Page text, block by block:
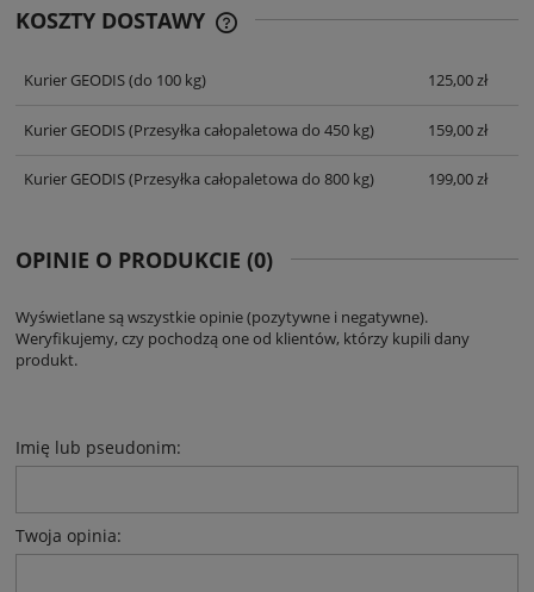
KOSZTY DOSTAWY
Kurier GEODIS(do 100 kg) 125,00 zł
Kurier GEODIS(Przesyłka całopaletowa do 450 kg) 159,00 zł
Kurier GEODIS(Przesyłka całopaletowa do 800 kg) 199,00 zł
OPINIE O PRODUKCIE (0)
Wyświetlane są wszystkie opinie (pozytywne i negatywne).
Weryfikujemy, czy pochodzą one od klientów, którzy kupili dany
produkt.
Imię lub pseudonim:
Twoja opinia: